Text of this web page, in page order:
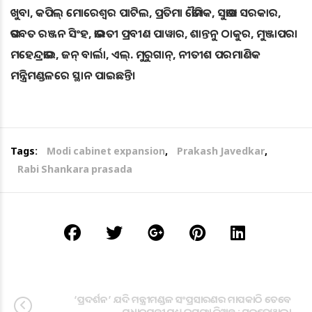
ଖୁବା, କପିଲ୍ ମୋରେଶ୍ୱର ପାଟିଲ, ପ୍ରତିମା ଭୌମିକ, ସୁଭାଷ ସରକାର,
ଭଗବତ ରଞ୍ଜନ ସିଂହ, ଭାରତୀ ପ୍ରବୀଣ ପାୱାର, ଶାନ୍ତନୁ ଠାକୁର, ମୁଞ୍ଜାପରା
ମହେନ୍ଦ୍ରଭାଇ, ଜନ୍ ବାର୍ଲା, ଏଲ୍. ମୁରୁଗାନ୍, ନୀତୀଶ ପରମାଣିକ
ମନ୍ତ୍ରିମଣ୍ଡଳରେ ସ୍ଥାନ ପାଇଛନ୍ତି।
Tags: Modi cabinet expansion, Prakash Javedkar,
Rabi Shankara prasada
‘ପ୍ରଦର୍ଶନ’ ଯଦି ମନ୍ତ୍ରୀମଣ୍ଡଳ ସଂପ୍ରସାରଣର ମାପକାଠି ତେବେ